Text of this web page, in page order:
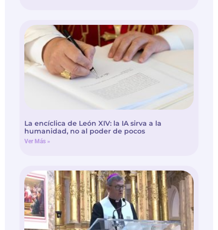
La encíclica de León XIV: la IA sirva a la
humanidad, no al poder de pocos
Ver Más »